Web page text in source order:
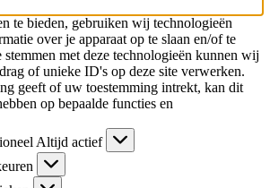
te bieden, gebruiken wij technologieën
over je apparaat op te slaan en/of te
met deze technologieën kunnen wij
of unieke ID's op deze site verwerken.
geeft of uw toestemming intrekt, kan dit
op bepaalde functies en
Altijd actief